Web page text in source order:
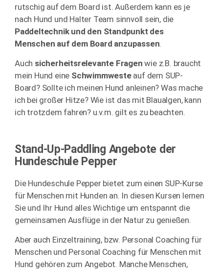
rutschig auf dem Board ist. Außerdem kann es je
nach Hund und Halter Team sinnvoll sein, die
Paddeltechnik und den Standpunkt des
Menschen auf dem Board anzupassen.
Auch sicherheitsrelevante Fragen wie z.B. braucht
mein Hund eine Schwimmwesteauf dem SUP-
Board? Sollte ich meinen Hund anleinen? Was mache
ich bei großer Hitze? Wie ist das mit Blaualgen, kann
ich trotzdem fahren? u.v.m. gilt es zu beachten.
Stand-Up-Paddling Angebote der
Hundeschule Pepper
Die Hundeschule Pepper bietet zum einen SUP-Kurse
für Menschen mit Hunden an. In diesen Kursen lernen
Sie und Ihr Hund alles Wichtige um entspannt die
gemeinsamen Ausflüge in der Natur zu genießen.
Aber auch Einzeltraining, bzw. Personal Coaching für
Menschen und Personal Coaching für Menschen mit
Hund gehören zum Angebot. Manche Menschen,